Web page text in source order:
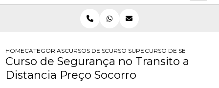
HOMECATEGORIASCURSOS DE SEGURANCA NO TRANSITO
CURSO SUPERIOR DE TECNOLOGIA
CURSO DE
Curso de Segurança no Transito a
Distancia Preço Socorro